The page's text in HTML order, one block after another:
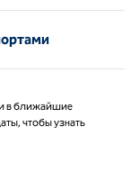
в ближайшие
чтобы узнать